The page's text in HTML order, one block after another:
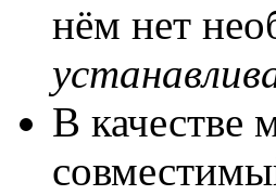
нём нет
В качестве